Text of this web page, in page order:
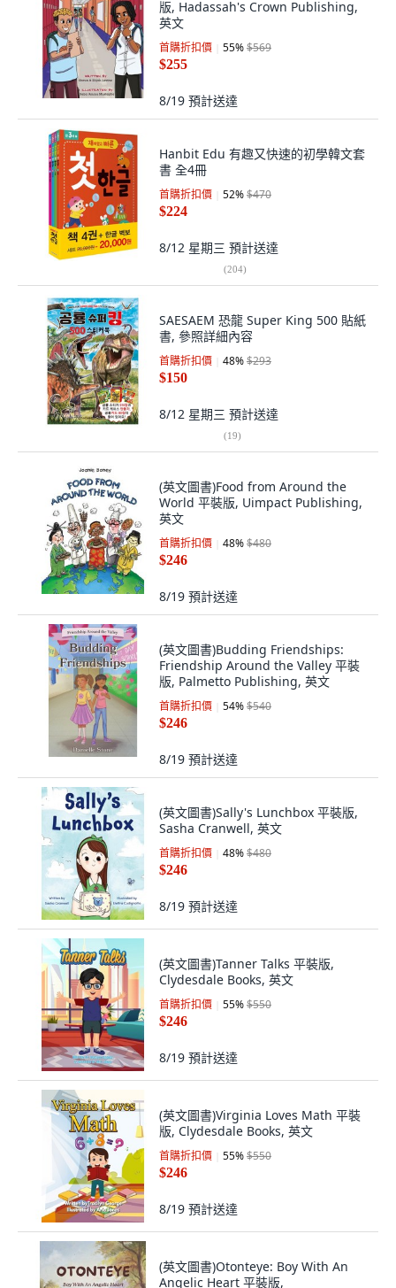
版, Hadassah's Crown Publishing,
英文
首購折扣價 55%$569
$255
8/19 預計送達
Hanbit Edu 有趣又快速的初學韓文套
書 全4冊
首購折扣價 52%$470
$224
8/12 星期三 預計送達
(204)
SAESAEM 恐龍 Super King 500 貼紙
書, 參照詳細內容
首購折扣價 48%$293
$150
8/12 星期三 預計送達
(19)
(英文圖書)Food from Around the
World 平裝版, Uimpact Publishing,
英文
首購折扣價 48%$480
$246
8/19 預計送達
(英文圖書)Budding Friendships:
Friendship Around the Valley 平裝
版, Palmetto Publishing, 英文
首購折扣價 54%$540
$246
8/19 預計送達
(英文圖書)Sally's Lunchbox 平裝版,
Sasha Cranwell, 英文
首購折扣價 48%$480
$246
8/19 預計送達
(英文圖書)Tanner Talks 平裝版,
Clydesdale Books, 英文
首購折扣價 55%$550
$246
8/19 預計送達
(英文圖書)Virginia Loves Math 平裝
版, Clydesdale Books, 英文
首購折扣價 55%$550
$246
8/19 預計送達
(英文圖書)Otonteye: Boy With An
Angelic Heart 平裝版,